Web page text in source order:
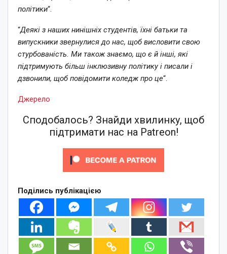
політики“.
“Деякі з наших нинішніх студентів, їхні батьки та
випускники звернулися до нас, щоб висловити свою
стурбованість. Ми також знаємо, що є й інші, які
підтримують більш інклюзивну політику і писали і
дзвонили, щоб повідомити коледж про це“.
Джерело
Сподобалось? Знайди хвилинку, щоб
підтримати нас на Patreon!
Поділись публікацією